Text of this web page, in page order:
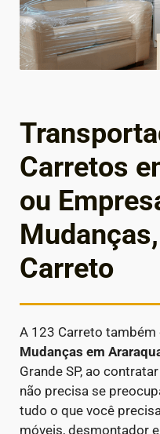
Carretos
ou
Carreto
A 123 Carreto também
Mudanças em
Grande SP, ao
não precisa se
tudo o que você
móveis, desmontador